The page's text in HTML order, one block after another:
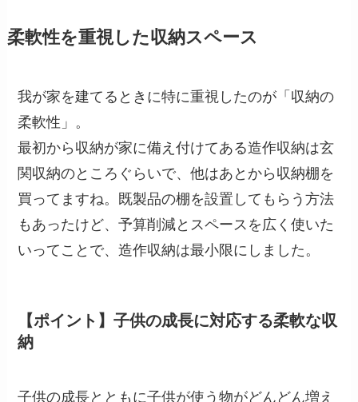
柔軟性を重視した収納スペース
我が家を建てるときに特に重視したのが「収納の
柔軟性」。
最初から収納が家に備え付けてある造作収納は玄
関収納のところぐらいで、他はあとから収納棚を
買ってますね。既製品の棚を設置してもらう方法
もあったけど、予算削減とスペースを広く使いた
いってことで、造作収納は最小限にしました。
【ポイント】子供の成長に対応する柔軟な収
納
子供の成長とともに子供が使う物がどんどん増え